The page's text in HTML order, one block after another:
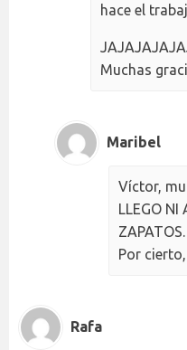
hace el
Muchas
Maribel
Víctor,
LLEGO NI
ZAPATOS.
Por
Rafa